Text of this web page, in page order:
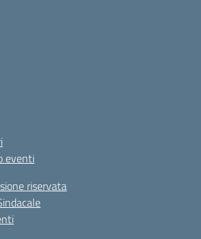
eventi
riservata